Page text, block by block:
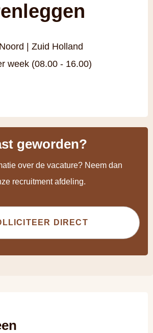
| Zuid Holland
week (08.00 - 16.00)
geworden?
over de vacature? Neem dan
recruitment afdeling.
DIRECT